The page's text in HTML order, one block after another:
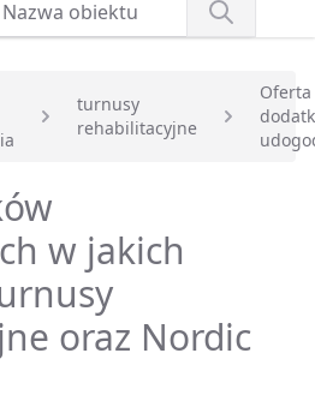
turnusy
rehabilitacyjne
Oferta
w jakich
oraz Nordic